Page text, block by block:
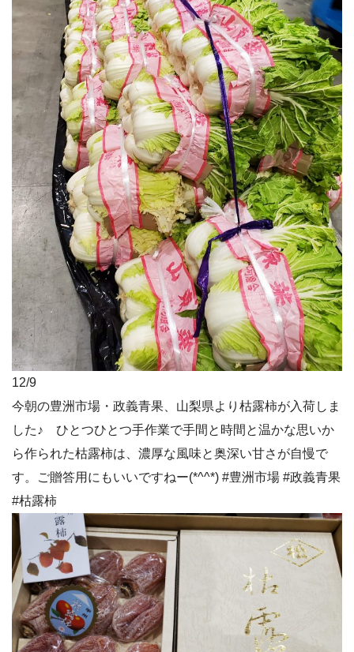
12/9
今朝の豊洲市場・政義青果、山梨県より枯露柿が入荷しま
した♪ ひとつひとつ手作業で手間と時間と温かな思いか
ら作られた枯露柿は、濃厚な風味と奥深い甘さが自慢で
す。ご贈答用にもいいですねー(*^^*) #豊洲市場 #政義青果
#枯露柿